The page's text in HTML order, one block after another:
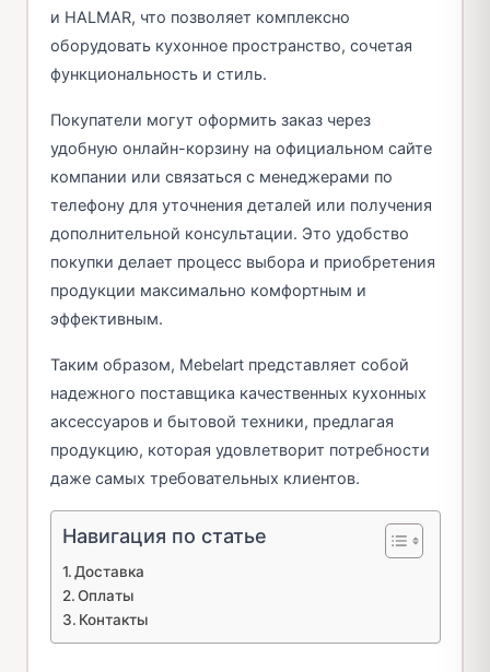
и HALMAR, что позволяет комплексно
оборудовать кухонное пространство, сочетая
функциональность и стиль.
Покупатели могут оформить заказ через
удобную онлайн-корзину на официальном сайте
компании или связаться с менеджерами по
телефону для уточнения деталей или получения
дополнительной консультации. Это удобство
покупки делает процесс выбора и приобретения
продукции максимально комфортным и
эффективным.
Таким образом, Mebelart представляет собой
надежного поставщика качественных кухонных
аксессуаров и бытовой техники, предлагая
продукцию, которая удовлетворит потребности
даже самых требовательных клиентов.
Навигация по статье
Доставка
Оплаты
Контакты